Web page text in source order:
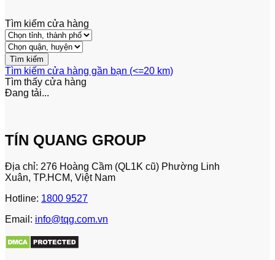
Tìm kiếm cửa hàng
Tìm kiếm cửa hàng gần bạn (<=20 km)
Tìm thấy cửa hàng
Đang tải...
TÍN QUANG GROUP
Địa chỉ: 276 Hoàng Cầm (QL1K cũ) Phường Linh
Xuân, TP.HCM, Việt Nam
Hotline: 1800 9527
Email: info@tqg.com.vn